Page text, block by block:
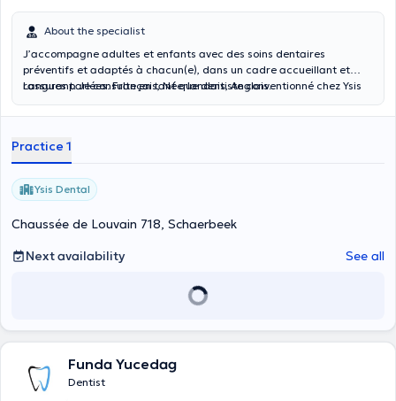
About the specialist
J’accompagne adultes et enfants avec des soins dentaires
préventifs et adaptés à chacun(e), dans un cadre accueillant et
rassurant. Je consulte en tant que dentiste conventionné chez Ysis
Langues parlées: Français, Néerlandais, Anglais.
Practice 1
Ysis Dental
Chaussée de Louvain 718, Schaerbeek
Next availability
See all
Funda Yucedag
Dentist